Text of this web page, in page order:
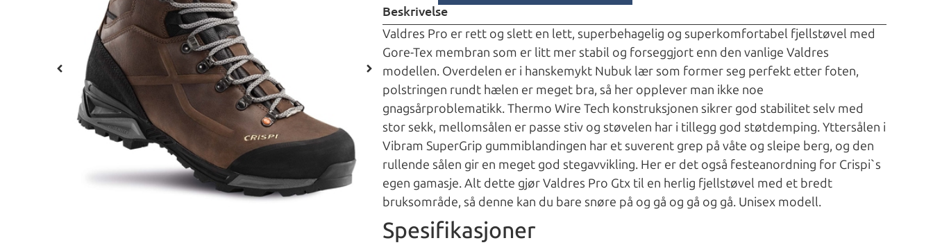
Beskrivelse
Valdres Pro er rett og slett en lett, superbehagelig og superkomfortabel fjellstøvel med
Gore-Tex membran som er litt mer stabil og forseggjort enn den vanlige Valdres
modellen. Overdelen er i hanskemykt Nubuk lær som former seg perfekt etter foten,
polstringen rundt hælen er meget bra, så her opplever man ikke noe
gnagsårproblematikk. Thermo Wire Tech konstruksjonen sikrer god stabilitet selv med
stor sekk, mellomsålen er passe stiv og støvelen har i tillegg god støtdemping. Yttersålen i
Vibram SuperGrip gummiblandingen har et suverent grep på våte og sleipe berg, og den
rullende sålen gir en meget god stegavvikling. Her er det også festeanordning for Crispi`s
egen gamasje. Alt dette gjør Valdres Pro Gtx til en herlig fjellstøvel med et bredt
bruksområde, så denne kan du bare snøre på og gå og gå og gå. Unisex modell.
Spesifikasjoner